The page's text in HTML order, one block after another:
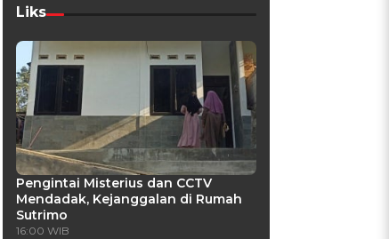
Liks
Pengintai Misterius dan CCTV
Mendadak, Kejanggalan di Rumah
Sutrimo
16:00 WIB